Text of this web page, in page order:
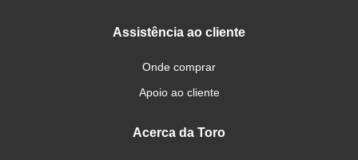
Assistência ao cliente
Onde comprar
Apoio ao cliente
Acerca da Toro